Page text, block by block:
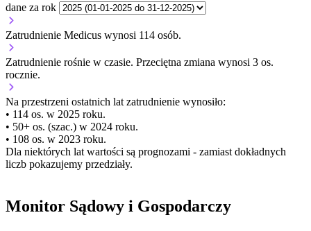
dane za rok
Zatrudnienie Medicus wynosi 114 osób.
Zatrudnienie rośnie w czasie. Przeciętna zmiana wynosi 3 os.
rocznie.
Na przestrzeni ostatnich lat zatrudnienie wynosiło:
• 114 os. w 2025 roku.
• 50+ os. (szac.) w 2024 roku.
• 108 os. w 2023 roku.
Dla niektórych lat wartości są prognozami - zamiast dokładnych
liczb pokazujemy przedziały.
Monitor Sądowy i Gospodarczy